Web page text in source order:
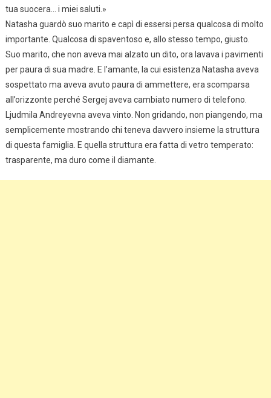
tua suocera… i miei saluti.»
Natasha guardò suo marito e capì di essersi persa qualcosa di molto
importante. Qualcosa di spaventoso e, allo stesso tempo, giusto.
Suo marito, che non aveva mai alzato un dito, ora lavava i pavimenti
per paura di sua madre. E l’amante, la cui esistenza Natasha aveva
sospettato ma aveva avuto paura di ammettere, era scomparsa
all’orizzonte perché Sergej aveva cambiato numero di telefono.
Ljudmila Andreyevna aveva vinto. Non gridando, non piangendo, ma
semplicemente mostrando chi teneva davvero insieme la struttura
di questa famiglia. E quella struttura era fatta di vetro temperato:
trasparente, ma duro come il diamante.